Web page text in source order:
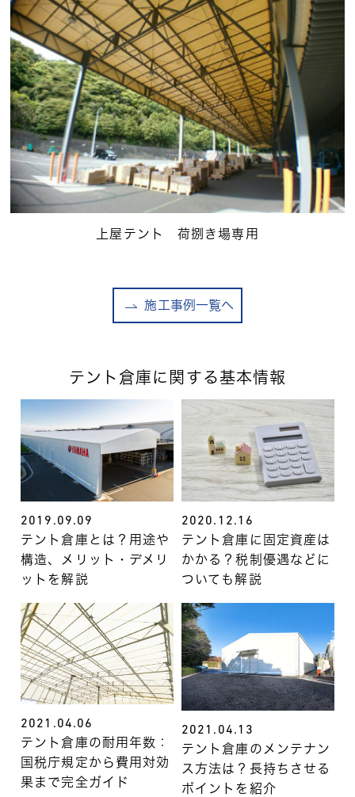
上屋テント 荷捌き場専用
施工事例一覧へ
テント倉庫に関する基本情報
2019.09.09
テント倉庫とは？用途や
構造、メリット・デメリ
ットを解説
2020.12.16
テント倉庫に固定資産は
かかる？税制優遇などに
ついても解説
2021.04.06
テント倉庫の耐用年数：
国税庁規定から費用対効
果まで完全ガイド
2021.04.13
テント倉庫のメンテナン
ス方法は？長持ちさせる
ポイントを紹介